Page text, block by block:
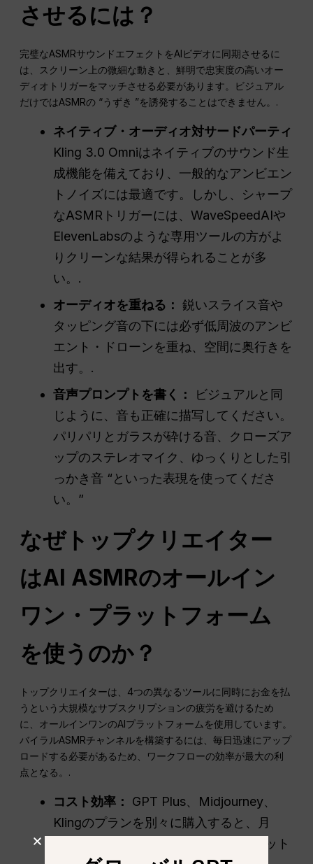
させるには？
完璧なASMRサウンドエフェクトをAIビデオに同期させるに
は、スクリーン上の微細な動きと、鮮明で忠実度の高いオー
ディオトリガーをマッチさせる必要があります。ビジュアル
だけではASMRの “うずき ”を誘発することはできません。.
ネイティブ・オーディオ対サードパーティ
Kling 3.0 Omniはネイティブのサウンド生
成機能を備えており、一般的なアンビエン
トノイズには最適です。しかし、シャープ
なASMRトリガーには、WaveSpeedAIや
ElevenLabsのような専用ツールの方がよ
りクリーンな結果が得られることが多
い。.
オーディオを重ねる： 鋭いスライス音や
タッピング音の下には必ず低周波のアンビ
エント・ドローンを重ね、空間に奥行きを
出す。.
音声プロンプトを書く：
ビジュアルと同
じように、音も正確に描写してください。
パリパリとガラスが砕ける音、クローズア
ップのステレオマイク、ゆっくりとした引
っかき音 “といった表現を使ってくださ
い。”
なぜトップクリエイター
はAI ASMRのオールイン
ワン・プラットフォーム
を使うのか？
トップクリエイターは、4つの異なるツールに同時にお金を払
うという大規模なサブスクリプションの疲労を避けるため
に、オールインワンのAIプラットフォームを使用しています。
バイラルASMRチャンネルを構築するには、毎日迅速にアップ
ロードする必要があるため、ワークフローの効率が最大の利
点となる。.
コスト効率：
GPT Plus、Midjourney、
Klingのプランを別々に購入すると、月
$60を簡単に超えてしまう。統一プラット